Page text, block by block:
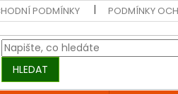
PODMÍNKY PODMÍNKY
HLEDAT